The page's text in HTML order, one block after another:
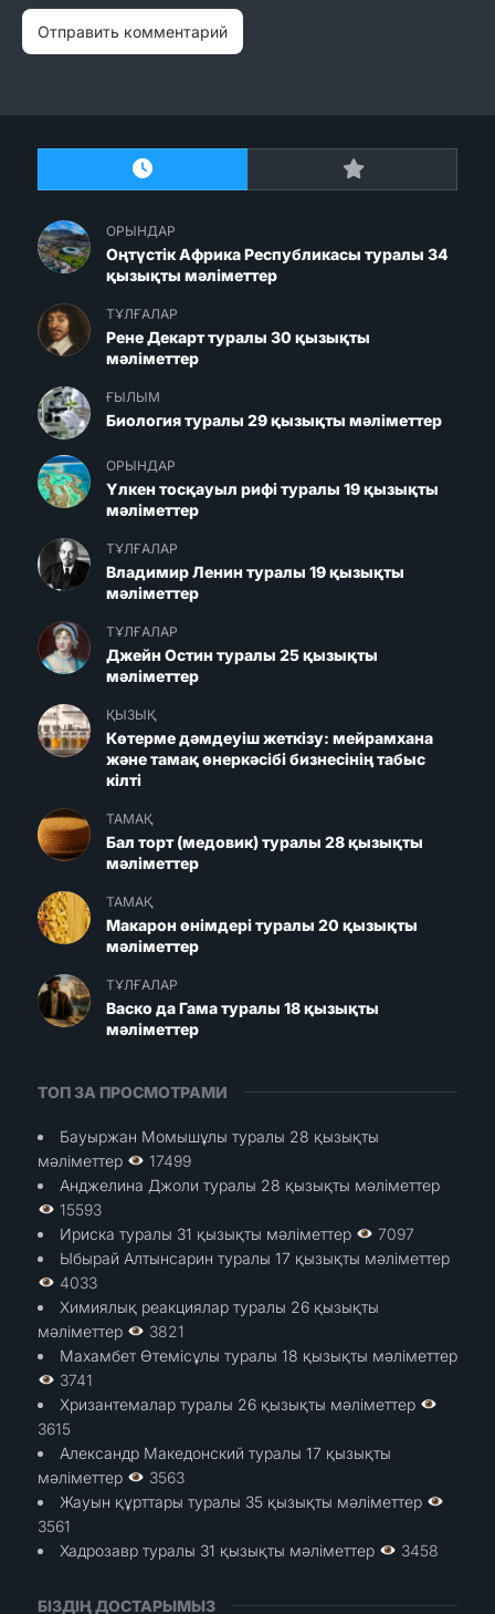
ОРЫНДАР
Оңтүстік Африка Республикасы туралы 34
қызықты мәліметтер
ТҰЛҒАЛАР
Рене Декарт туралы 30 қызықты
мәліметтер
ҒЫЛЫМ
Биология туралы 29 қызықты мәліметтер
ОРЫНДАР
Үлкен тосқауыл рифі туралы 19 қызықты
мәліметтер
ТҰЛҒАЛАР
Владимир Ленин туралы 19 қызықты
мәліметтер
ТҰЛҒАЛАР
Джейн Остин туралы 25 қызықты
мәліметтер
ҚЫЗЫҚ
Көтерме дәмдеуіш жеткізу: мейрамхана
және тамақ өнеркәсібі бизнесінің табыс
кілті
ТАМАҚ
Бал торт (медовик) туралы 28 қызықты
мәліметтер
ТАМАҚ
Макарон өнімдері туралы 20 қызықты
мәліметтер
ТҰЛҒАЛАР
Васко да Гама туралы 18 қызықты
мәліметтер
ТОП ЗА ПРОСМОТРАМИ
Бауыржан Момышұлы туралы 28 қызықты
мәліметтер
17499
Анджелина Джоли туралы 28 қызықты мәліметтер
15593
Ириска туралы 31 қызықты мәліметтер
7097
Ыбырай Алтынсарин туралы 17 қызықты мәліметтер
4033
Химиялық реакциялар туралы 26 қызықты
мәліметтер
3821
Махамбет Өтемісұлы туралы 18 қызықты мәліметтер
3741
Хризантемалар туралы 26 қызықты мәліметтер
3615
Александр Македонский туралы 17 қызықты
мәліметтер
3563
Жауын құрттары туралы 35 қызықты мәліметтер
3561
Хадрозавр туралы 31 қызықты мәліметтер
3458
БІЗДІҢ ДОСТАРЫМЫЗ